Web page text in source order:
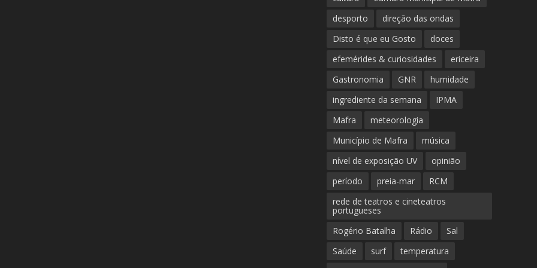
desporto
direção das ondas
Disto é que eu Gosto
doces
efemérides & curiosidades
ericeira
Gastronomia
GNR
humidade
ingrediente da semana
IPMA
Mafra
meteorologia
Município de Mafra
música
nível de exposição UV
opinião
período
preia-mar
RCM
rede de teatros e cineteatros
portugueses
Rogério Batalha
Rádio
Sal
Saúde
surf
temperatura